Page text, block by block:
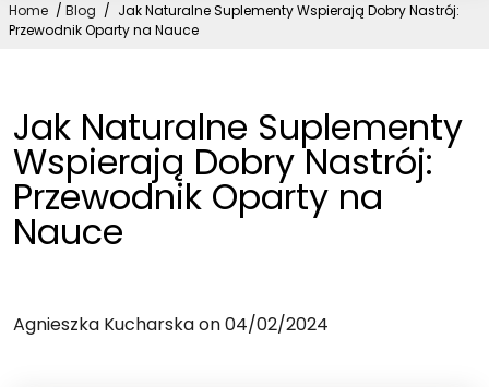
Home / Blog / Jak Naturalne Suplementy Wspierają Dobry Nastrój:
Przewodnik Oparty na Nauce
Jak Naturalne Suplementy
Wspierają Dobry Nastrój:
Przewodnik Oparty na
Nauce
Agnieszka Kucharska on04/02/2024